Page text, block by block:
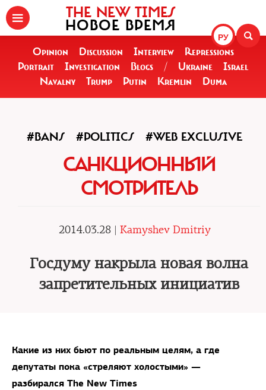
РУ
THE NEW TIMES
НОВОЕ ВРЕМЯ
Opinion Discussion Interview
Repressions
Portrait
Investigation Blogs / Ukraine
Israel
Navalny
Trump Putin Kremlin Duma
#BANS #POLITICS #WEB EXCLUSIVE
САНКЦИОННЫЙ
СМОТРИТЕЛЬ
2014.03.28 | Kamyshev Dmitriy
Госдуму накрыла новая волна
запретительных инициатив
Какие из них бьют по реальным целям, а где
депутаты пока «стреляют холостыми» —
разбирался The New Times